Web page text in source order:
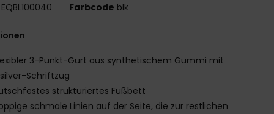
EQBL100040 Farbcode blk
3-Punkt-Gurt aus synthetischem Gummi mit
Schriftzug
strukturiertes Fußbett
schmale Linien auf der Seite, die zur restlichen